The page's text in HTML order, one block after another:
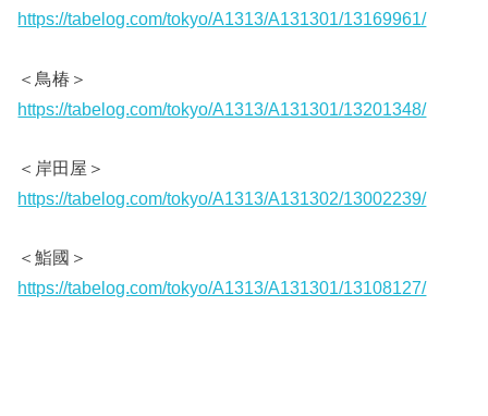
https://tabelog.com/tokyo/A1313/A131301/13169961/
＜鳥椿＞
https://tabelog.com/tokyo/A1313/A131301/13201348/
＜岸田屋＞
https://tabelog.com/tokyo/A1313/A131302/13002239/
＜鮨國＞
https://tabelog.com/tokyo/A1313/A131301/13108127/